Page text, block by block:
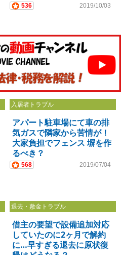
536 2019/10/03
入居者トラブル
アパート駐車場にて車の排
気ガスで隣家から苦情が！
大家負担でフェンス 塀を作
るべき？
568 2019/07/04
退去・敷金トラブル
借主の要望で設備追加対応
していたのに2ヶ月で解約
に…早すぎる退去に原状復